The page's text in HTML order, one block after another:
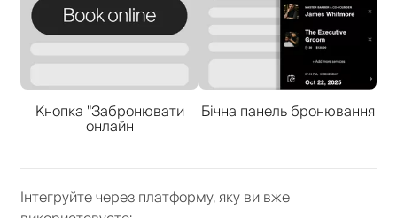
Кнопка "Забронювати
онлайн
Бічна панель бронювання
Інтегруйте через платформу, яку ви вже